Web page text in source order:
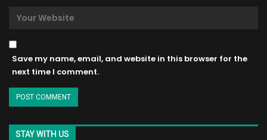
Save my name, email, and website in this browser for the
next time I comment.
STAY WITH US